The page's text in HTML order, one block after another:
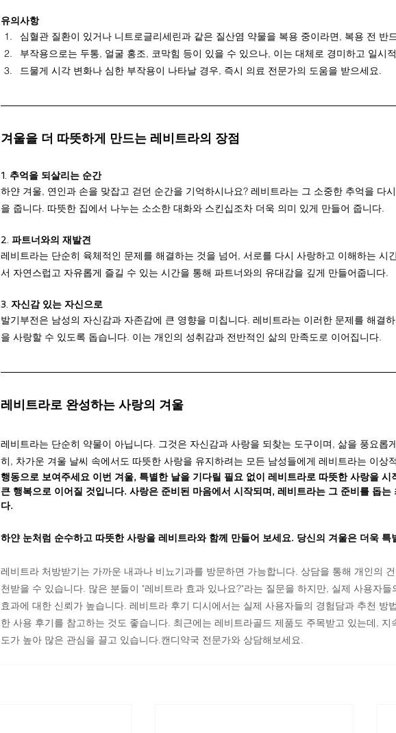
유의사항
심혈관 질환이 있거나 니트로글리세린과 같은 질산염 약물을 복용 중이라면, 복용 전 반
부작용으로는 두통, 얼굴 홍조, 코막힘 등이 있을 수 있으나, 이는 대체로 경미하고 일시
드물게 시각 변화나 심한 부작용이 나타날 경우, 즉시 의료 전문가의 도움을 받으세요.
겨울을 더 따뜻하게 만드는 레비트라의 장점
1. 추억을 되살리는 순간
하얀 겨울, 연인과 손을 맞잡고 걷던 순간을 기억하시나요? 레비트라는 그 소중한 추억을 다
을 줍니다. 따뜻한 집에서 나누는 소소한 대화와 스킨십조차 더욱 의미 있게 만들어 줍니다.
2. 파트너와의 재발견
레비트라는 단순히 육체적인 문제를 해결하는 것을 넘어, 서로를 다시 사랑하고 이해하는 시
서 자연스럽고 자유롭게 즐길 수 있는 시간을 통해 파트너와의 유대감을 깊게 만들어줍니다.
3. 자신감 있는 자신으로
발기부전은 남성의 자신감과 자존감에 큰 영향을 미칩니다. 레비트라는 이러한 문제를 해결
을 사랑할 수 있도록 돕습니다. 이는 개인의 성취감과 전반적인 삶의 만족도로 이어집니다.
레비트라로 완성하는 사랑의 겨울
레비트라는 단순히 약물이 아닙니다. 그것은 자신감과 사랑을 되찾는 도구이며, 삶을 풍요롭
히, 차가운 겨울 날씨 속에서도 따뜻한 사랑을 유지하려는 모든 남성들에게 레비트라는 이상
행동으로 보여주세요 이번 겨울, 특별한 날을 기다릴 필요 없이 레비트라로 따뜻한 사랑을
큰 행복으로 이어질 것입니다. 사랑은 준비된 마음에서 시작되며, 레비트라는 그 준비를 돕는
다.
하얀 눈처럼 순수하고 따뜻한 사랑을 레비트라와 함께 만들어 보세요. 당신의 겨울은 더욱 특
레비트라 처방받기는 가까운 내과나 비뇨기과를 방문하면 가능합니다. 상담을 통해 개인의
천받을 수 있습니다. 많은 분들이 "레비트라 효과 있나요?"라는 질문을 하지만, 실제 사용자들
효과에 대한 신뢰가 높습니다. 레비트라 후기 디시에서는 실제 사용자들의 경험담과 추천 방
한 사용 후기를 참고하는 것도 좋습니다. 최근에는 레비트라골드 제품도 주목받고 있는데, 지
도가 높아 많은 관심을 끌고 있습니다.캔디약국 전문가와 상담해보세요.